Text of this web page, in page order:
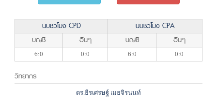
นับชั่วโมง CPD
นับชั่วโมง CPA
บัญชี
อื่นๆ บัญชี อื่นๆ
6:0 0:0 6:0 0:0
วิทยากร
ดร.ธีรเศรษฐ์ เมธจิรนนท์